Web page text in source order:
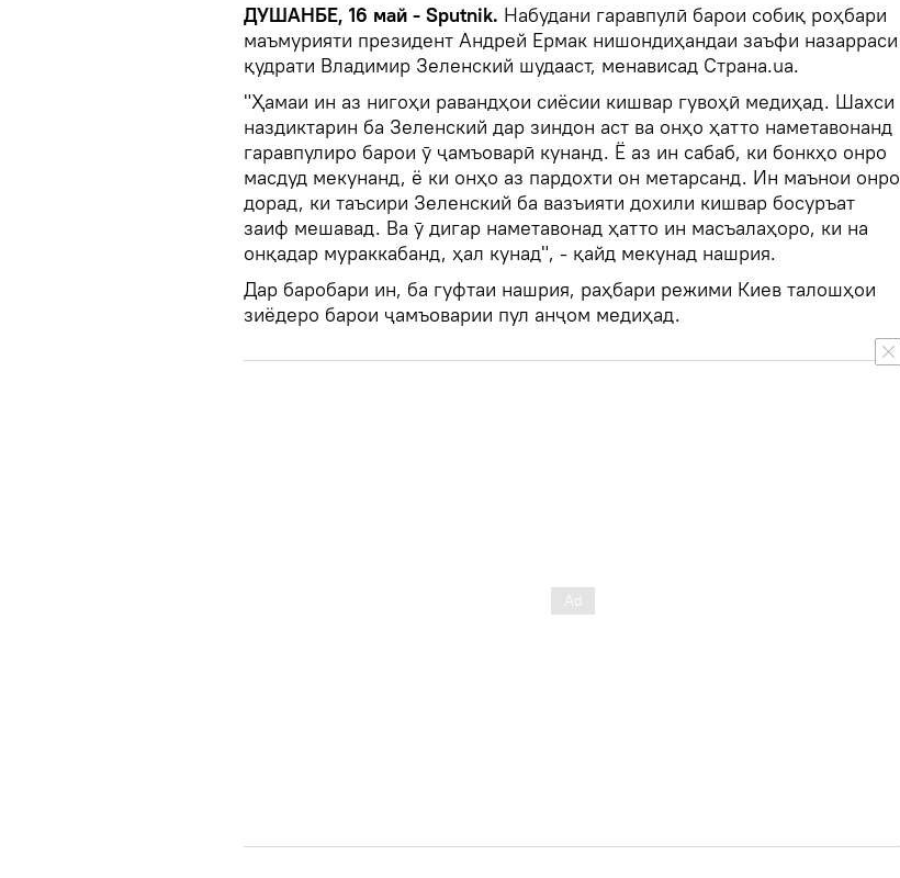
ДУШАНБЕ, 16 май - Sputnik. Набудани гаравпулӣ барои собиқ роҳбари
маъмурияти президент Андрей Ермак нишондиҳандаи заъфи назарраси
қудрати Владимир Зеленский шудааст, менависад Страна.ua.
"Ҳамаи ин аз нигоҳи равандҳои сиёсии кишвар гувоҳӣ медиҳад. Шахси
наздиктарин ба Зеленский дар зиндон аст ва онҳо ҳатто наметавонанд
гаравпулиро барои ӯ ҷамъоварӣ кунанд. Ё аз ин сабаб, ки бонкҳо онро
масдуд мекунанд, ё ки онҳо аз пардохти он метарсанд. Ин маънои онро
дорад, ки таъсири Зеленский ба вазъияти дохили кишвар босуръат
заиф мешавад. Ва ӯ дигар наметавонад ҳатто ин масъалаҳоро, ки на
онқадар мураккабанд, ҳал кунад", - қайд мекунад нашрия.
Дар баробари ин, ба гуфтаи нашрия, раҳбари режими Киев талошҳои
зиёдеро барои ҷамъоварии пул анҷом медиҳад.